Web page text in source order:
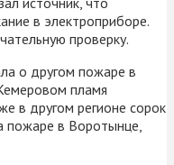
в электроприборе.
проверку.
о другом пожаре в
пламя
в другом регионе сорок
пожаре в Воротынце,